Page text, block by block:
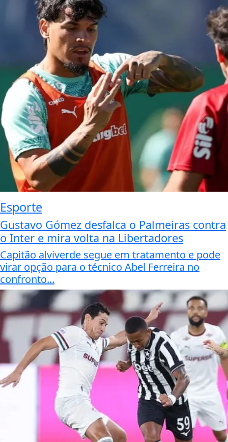
Esporte
Gustavo Gómez desfalca o Palmeiras contra
o Inter e mira volta na Libertadores
Capitão alviverde segue em tratamento e pode
virar opção para o técnico Abel Ferreira no
confronto...